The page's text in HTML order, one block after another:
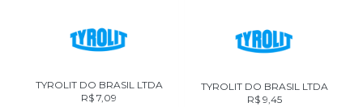
TYROLIT DO BRASIL LTDA
R$ 7,09
TYROLIT DO BRASIL LTDA
R$9,45